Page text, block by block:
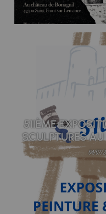
51IÈME
SCULPTURES
04/07/